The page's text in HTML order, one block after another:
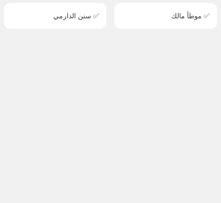
✅ موطأ مالك ✅ سنن الدارمي